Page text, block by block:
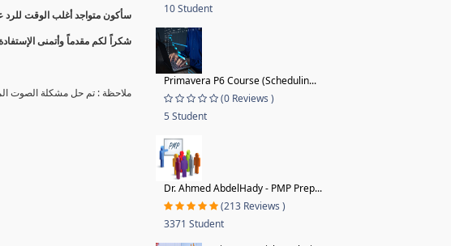
سأكون متواجد أغلب الوقت للرد
شكراً لكم مقدماً وأتمنى
ملاحظة : تم حل مشكلة الصوت
10 Student
Primavera P6 Course (Schedulin...
(0 Reviews )
5 Student
Dr. Ahmed AbdelHady - PMP Prep...
(213 Reviews )
3371 Student